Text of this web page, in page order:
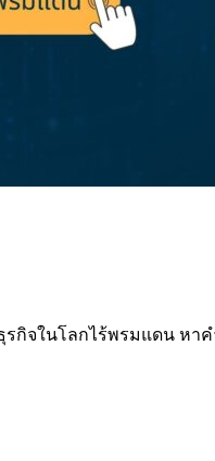
ธุรกิจในโลกไร้พรมแดน